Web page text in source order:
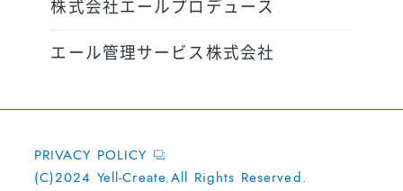
株式会社エールプロデュース
エール管理サービス株式会社
PRIVACY POLICY
(C)2024 Yell-Create.All Rights Reserved.